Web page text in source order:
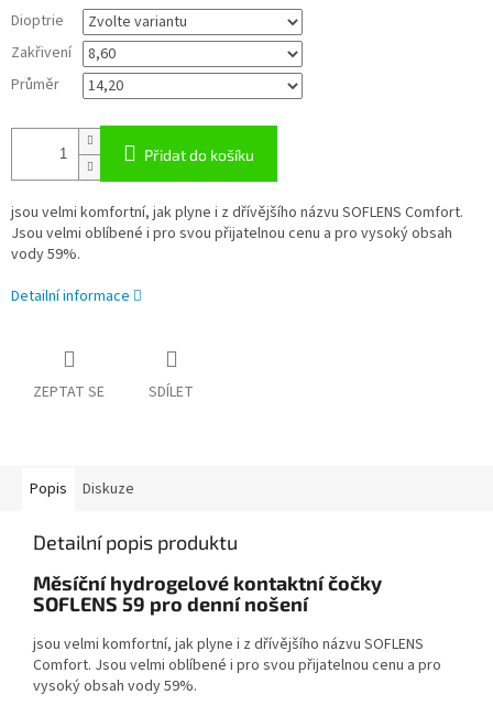
Dioptrie
Zakřivení
Průměr
Přidat do košíku
jsou velmi komfortní, jak plyne i z dřívějšího názvu SOFLENS Comfort.
Jsou velmi oblíbené i pro svou přijatelnou cenu a pro vysoký obsah
vody 59%.
Detailní informace
ZEPTAT SE SDÍLET
Popis Diskuze
Detailní popis produktu
Měsíční hydrogelové kontaktní čočky
SOFLENS 59 pro denní nošení
jsou velmi komfortní, jak plyne i z dřívějšího názvu SOFLENS
Comfort. Jsou velmi oblíbené i pro svou přijatelnou cenu a pro
vysoký obsah vody 59%.